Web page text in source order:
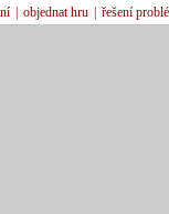
objednat hru řešení